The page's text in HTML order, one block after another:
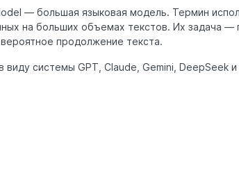
— большая языковая модель. Термин
на больших объемах текстов. Их задача —
продолжение текста.
системы GPT, Claude, Gemini, DeepSeek и